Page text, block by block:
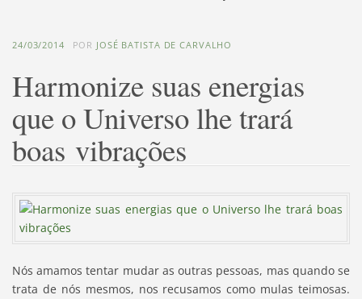
24/03/2014 POR JOSÉ BATISTA DE CARVALHO
Harmonize suas energias
que o Universo lhe trará
boas vibrações
Nós amamos tentar mudar as outras pessoas, mas quando se
trata de nós mesmos, nos recusamos como mulas teimosas.